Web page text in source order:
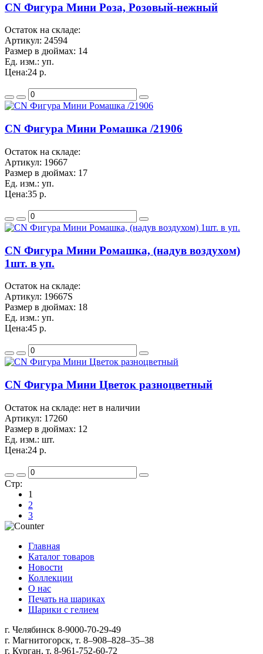
CN Фигура Мини Роза, Розовый-нежный
Остаток на складе:
Артикул: 24594
Размер в дюймах: 14
Ед. изм.: уп.
Цена:24 р.
CN Фигура Мини Ромашка /21906
Остаток на складе:
Артикул: 19667
Размер в дюймах: 17
Ед. изм.: уп.
Цена:35 р.
CN Фигура Мини Ромашка, (надув воздухом)
1шт. в уп.
Остаток на складе:
Артикул: 19667S
Размер в дюймах: 18
Ед. изм.: уп.
Цена:45 р.
CN Фигура Мини Цветок разноцветный
Остаток на складе: нет в наличии
Артикул: 17260
Размер в дюймах: 12
Ед. изм.: шт.
Цена:24 р.
Стр:
1
2
3
Главная
Каталог товаров
Новости
Коллекции
О нас
Печать на шариках
Шарики с гелием
г. Челябинск 8-9000-70-29-49
г. Магнитогорск, т. 8–908–828–35–38
г. Курган, т. 8-961-752-60-72